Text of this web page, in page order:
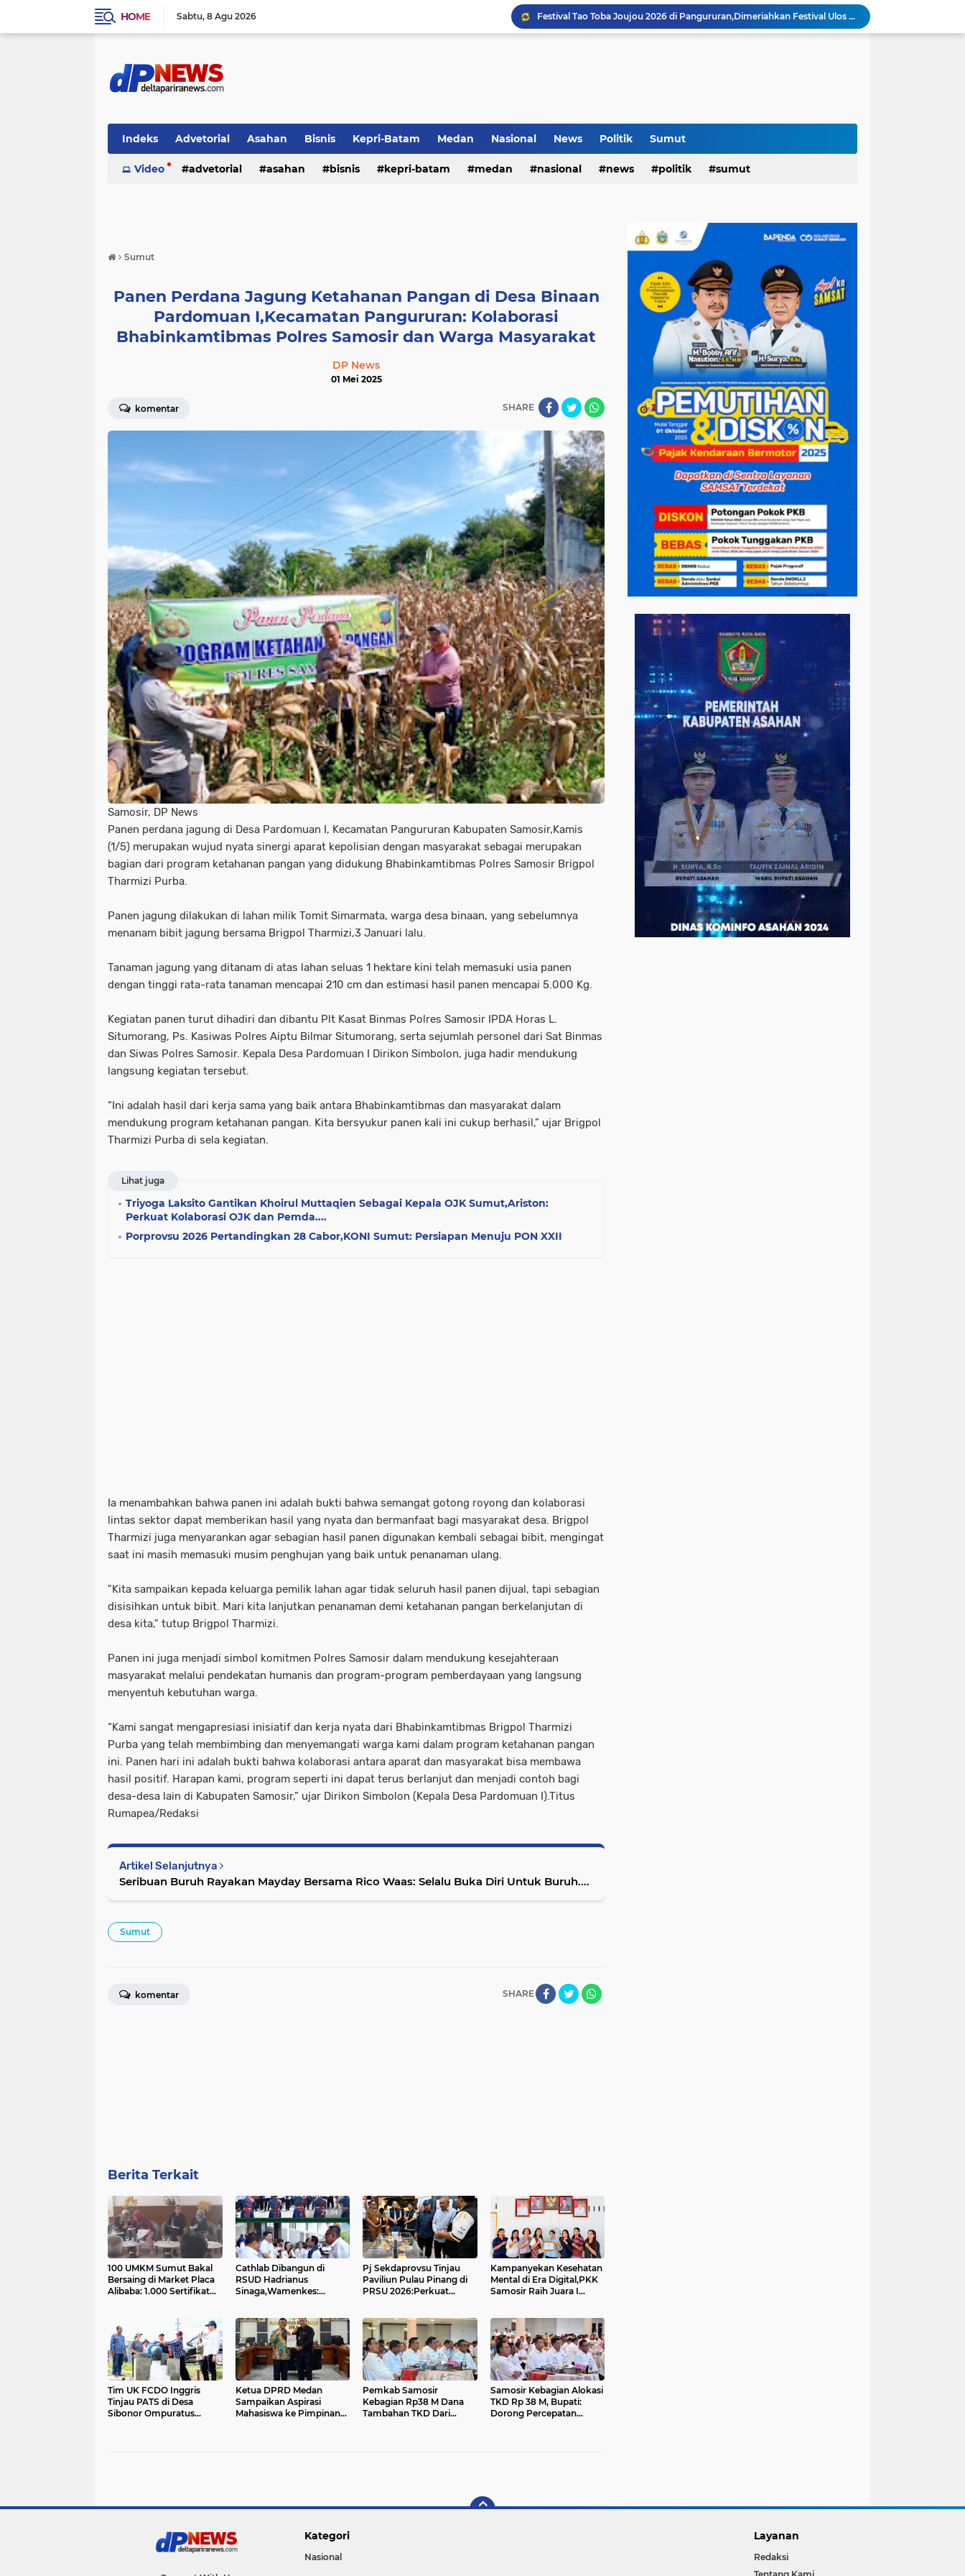
HOME Sabtu 8 Agu 2026 Festival Tao Toba Joujou 2026 di Pangururan,Dimeriahkan Festival Ulos Boruni Raja dan Kopi Para Raja...
Hari Pertama,128.331 Orang Pendaftar Upacara Peringatan HUT ke-81 Kemerdekaan RI
Berkat Program RTLH,Rùmah Jaipah Tidak Bocor Lagi,Rico: 213 Rumah Direnovasi....
Pelantikan DHD 45 Sumut,Bobby Ajak Generasi Muda Gelorakan Semangat Juang '45
Pemko Medan Raih Piagam Penghargaan Peringkat II Dari BKN
Indeks Advetorial Asahan Bisnis Kepri-Batam Medan Nasional News Politik Sumut
Video advetorial asahan bisnis kepri-batam medan nasional news politik sumut
› Sumut
Panen Perdana Jagung Ketahanan Pangan di Desa Binaan
Pardomuan I,Kecamatan Pangururan: Kolaborasi
Bhabinkamtibmas Polres Samosir dan Warga Masyarakat
DP News
01 Mei 2025
komentar SHARE
Samosir, DP News
Panen perdana jagung di Desa Pardomuan I, Kecamatan Pangururan Kabupaten Samosir,Kamis
(1/5) merupakan wujud nyata sinergi aparat kepolisian dengan masyarakat sebagai merupakan
bagian dari program ketahanan pangan yang didukung Bhabinkamtibmas Polres Samosir Brigpol
Tharmizi Purba.
Panen jagung dilakukan di lahan milik Tomit Simarmata, warga desa binaan, yang sebelumnya
menanam bibit jagung bersama Brigpol Tharmizi,3 Januari lalu.
Tanaman jagung yang ditanam di atas lahan seluas 1 hektare kini telah memasuki usia panen
dengan tinggi rata-rata tanaman mencapai 210 cm dan estimasi hasil panen mencapai 5.000 Kg.
Kegiatan panen turut dihadiri dan dibantu Plt Kasat Binmas Polres Samosir IPDA Horas L.
Situmorang, Ps. Kasiwas Polres Aiptu Bilmar Situmorang, serta sejumlah personel dari Sat Binmas
dan Siwas Polres Samosir. Kepala Desa Pardomuan I Dirikon Simbolon, juga hadir mendukung
langsung kegiatan tersebut.
“Ini adalah hasil dari kerja sama yang baik antara Bhabinkamtibmas dan masyarakat dalam
mendukung program ketahanan pangan. Kita bersyukur panen kali ini cukup berhasil,” ujar Brigpol
Tharmizi Purba di sela kegiatan.
Lihat juga
Triyoga Laksito Gantikan Khoirul Muttaqien Sebagai Kepala OJK Sumut,Ariston:
Perkuat Kolaborasi OJK dan Pemda....
Porprovsu 2026 Pertandingkan 28 Cabor,KONI Sumut: Persiapan Menuju PON XXII
Ia menambahkan bahwa panen ini adalah bukti bahwa semangat gotong royong dan kolaborasi
lintas sektor dapat memberikan hasil yang nyata dan bermanfaat bagi masyarakat desa. Brigpol
Tharmizi juga menyarankan agar sebagian hasil panen digunakan kembali sebagai bibit, mengingat
saat ini masih memasuki musim penghujan yang baik untuk penanaman ulang.
"Kita sampaikan kepada keluarga pemilik lahan agar tidak seluruh hasil panen dijual, tapi sebagian
disisihkan untuk bibit. Mari kita lanjutkan penanaman demi ketahanan pangan berkelanjutan di
desa kita," tutup Brigpol Tharmizi.
Panen ini juga menjadi simbol komitmen Polres Samosir dalam mendukung kesejahteraan
masyarakat melalui pendekatan humanis dan program-program pemberdayaan yang langsung
menyentuh kebutuhan warga.
“Kami sangat mengapresiasi inisiatif dan kerja nyata dari Bhabinkamtibmas Brigpol Tharmizi
Purba yang telah membimbing dan menyemangati warga kami dalam program ketahanan pangan
ini. Panen hari ini adalah bukti bahwa kolaborasi antara aparat dan masyarakat bisa membawa
hasil positif. Harapan kami, program seperti ini dapat terus berlanjut dan menjadi contoh bagi
desa-desa lain di Kabupaten Samosir,” ujar Dirikon Simbolon (Kepala Desa Pardomuan I).Titus
Rumapea/Redaksi
Artikel Selanjutnya
Seribuan Buruh Rayakan Mayday Bersama Rico Waas: Selalu Buka Diri Untuk Buruh....
Sumut
SHARE
komentar
Berita Terkait
100 UMKM Sumut Bakal
Bersaing di Market Placa
Alibaba: 1.000 Sertifikat
Cathlab Dibangun di
RSUD Hadrianus
Sinaga,Wamenkes:
Berobat Keluar Samosir...
Pj Sekdaprovsu Tinjau
Paviliun Pulau Pinang di
PRSU 2026:Perkuat
Kampanyekan Kesehatan
Mental di Era Digital,PKK
Samosir Raih Juara I
Tim UK FCDO Inggris
Tinjau PATS di Desa
Sibonor Ompuratus
Ketua DPRD Medan
Sampaikan Aspirasi
Mahasiswa ke Pimpinan
Pemkab Samosir
Kebagian Rp38 M Dana
Tambahan TKD Dari
Samosir Kebagian Alokasi
TKD Rp 38 M, Bupati:
Dorong Percepatan
Kategori
Nasional
Layanan
Redaksi